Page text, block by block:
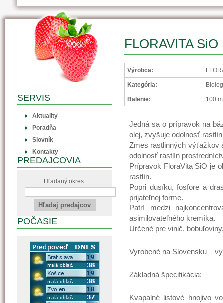
FLORAVITA SiO
Výrobca:
Kategória:
Balenie: 100
Jedná sa o prípravok na
olej, zvyšuje odolnosť
Zmes rastlinných výťažkov
odolnosť rastlín
Prípravok FloraVita SiO je
rastlín.
Popri dusíku, fosfore a
prijateľnej forme.
Patrí medzi
asimilovateľného kremíka.
Určené pre vinič,
Vyrobené na Slovensku –
Základná špecifikácia:
Kvapalné listové hnojivo
SERVIS
Aktuality
Poradňa
Slovník
Kontakty
PREDAJCOVIA
Hľadaný okres:
POČASIE